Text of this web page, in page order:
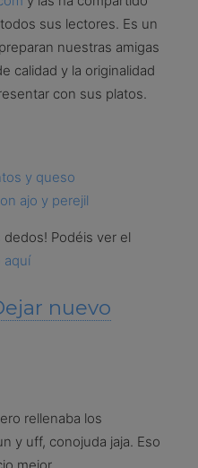
sus lectores. Es un
nuestras amigas
calidad y la originalidad
con sus platos.
y queso
ajo y perejil
dedos! Podéis ver el
aquí
nuevo
rellenaba los
y uff, conojuda jaja. Eso
mejor.